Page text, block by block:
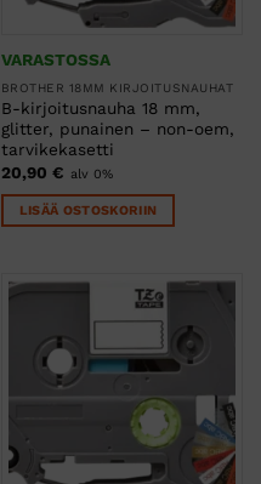
VARASTOSSA
BROTHER 18MM KIRJOITUSNAUHAT
B-kirjoitusnauha 18 mm,
glitter, punainen – non-oem,
tarvikekasetti
20,90 € alv 0%
LISÄÄ OSTOSKORIIN